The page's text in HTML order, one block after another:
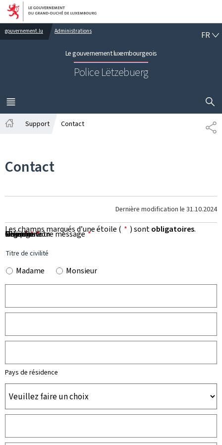
Aller au menu principal
Aller au contenu
gouvernement.lu Administrations
Le gouvernement luxembourgeois
Police Lëtzebuerg
FR
MENU
PRINCIPAL
Support Contact
Contact
Dernière modification le 31.10.2024
Les champs marqués d’une étoile ( * ) sontobligatoires.
Titre de civilité
Madame Monsieur
Prénom *
Nom *
Organisation
Pays de résidence
E-mail *
Téléphone
Objet de votre message *
Message *